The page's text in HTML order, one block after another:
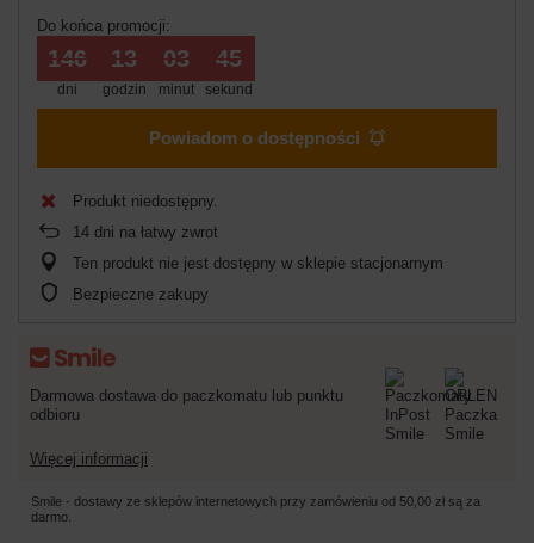
Do końca promocji:
146
dni
13
godzin
03
minut
45
sekund
Powiadom o dostępności
Produkt niedostępny
14 dni na łatwy zwrot
Ten produkt nie jest dostępny w sklepie stacjonarnym
Bezpieczne zakupy
Darmowa dostawa do paczkomatu lub punktu
odbioru
Więcej informacji
Smile - dostawy ze sklepów internetowych przy zamówieniu od 50,00 zł są za
darmo.